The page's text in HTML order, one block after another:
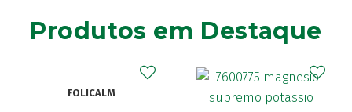
Produtos em Destaque
FOLICALM